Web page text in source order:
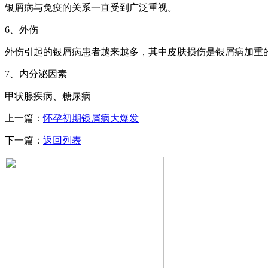
银屑病与免疫的关系一直受到广泛重视。
6、外伤
外伤引起的银屑病患者越来越多，其中皮肤损伤是银屑病加重
7、内分泌因素
甲状腺疾病、糖尿病
上一篇：怀孕初期银屑病大爆发
下一篇： 返回列表